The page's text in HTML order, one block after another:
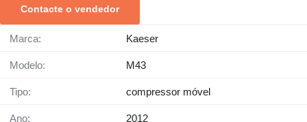
Contacte o vendedor
Marca: Kaeser
Modelo: M43
Tipo: compressor móvel
Ano: 2012